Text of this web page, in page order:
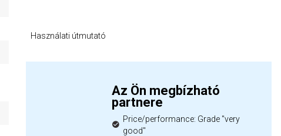
Használati útmutató
Az Ön megbízható
partnere
Price/performance: Grade "very
good"